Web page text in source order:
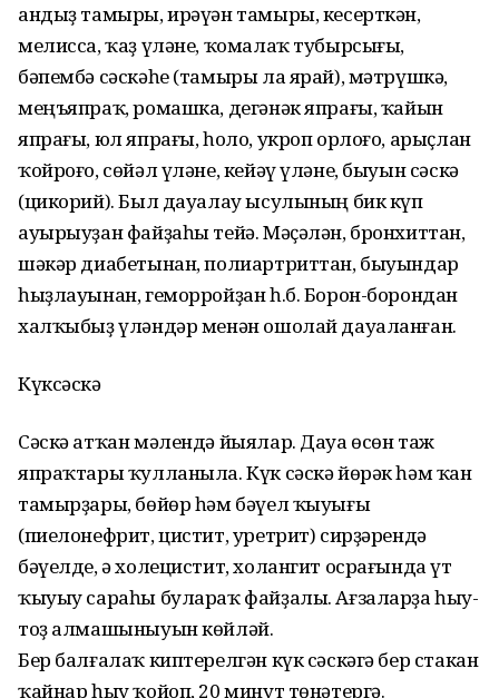
андыҙ тамыры, ирәүән тамыры, кесерткән,
мелисса, ҡаҙ үләне, ҡомалаҡ тубырсығы,
бәпембә сәскәһе (тамыры ла ярай), мәтрүшкә,
меңъяпраҡ, ромашка, дегәнәк япрағы, ҡайын
япрағы, юл япрағы, һоло, укроп орлоғо, арыҫлан
ҡойроғо, сөйәл үләне, кейәү үләне, быуын сәскә
(цикорий). Был дауалау ысулының бик күп
ауырыуҙан файҙаһы тейә. Мәҫәлән, бронхиттан,
шәкәр диабетынан, полиартриттан, быуындар
һыҙлауынан, геморройҙан һ.б. Борон-борондан
халҡыбыҙ үләндәр менән ошолай дауаланған.
Күксәскә
Сәскә атҡан мәлендә йыялар. Дауа өсөн таж
япраҡтары ҡулланыла. Күк сәскә йөрәк һәм ҡан
тамырҙары, бөйөр һәм бәүел ҡыуығы
(пиелонефрит, цистит, уретрит) сирҙәрендә
бәүелде, ә холецистит, холангит осрағында үт
ҡыуыу сараһы булараҡ файҙалы. Ағзаларҙа һыу-
тоҙ алмашыныуын көйләй.
Бер балғалаҡ киптерелгән күк сәскәгә бер стакан
ҡайнар һыу ҡойоп, 20 минут төнәтергә.